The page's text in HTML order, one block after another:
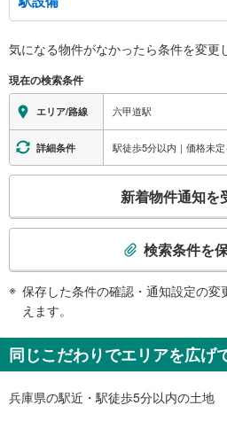
※段差なしでの移動経路
地上⇔改札⇔ホーム：○
エレベータ
・各ホーム⇔改札
トイレ
《多機能トイレ》
・北出口
気になる物件がなかったら条件を変更
現在の検索条件
エリア/路線 六甲道駅
詳細条件
検
知
を
け
新着物件通知を
検索条件を
保存した条件の確認・通知設定の変
えます。
同じこだわりでエリアを広げ
兵庫県の駅近・駅徒歩5分以内の土地